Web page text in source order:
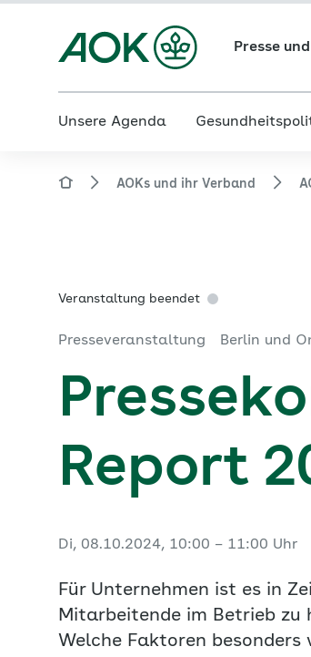
Presse
Unsere Agenda
AOKs und ihr Verband
Veranstaltung beendet
Presseveranstaltung Berlin und
Report
Di, 08.10.2024, 10:00 – 11:00 Uhr
Für Unternehmen ist es in
Mitarbeitende im Betrieb zu
Welche Faktoren